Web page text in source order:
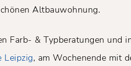
Altbauwohnung.
Farb- & Typberatungen und
Leipzig, am Wochenende mit